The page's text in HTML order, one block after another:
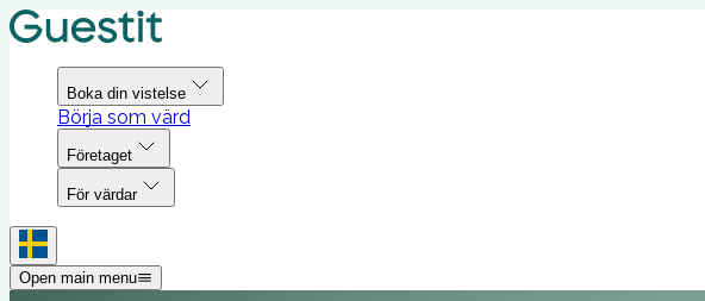
Boka din vistelse
Börja som värd
Företaget
För värdar
Open main menu